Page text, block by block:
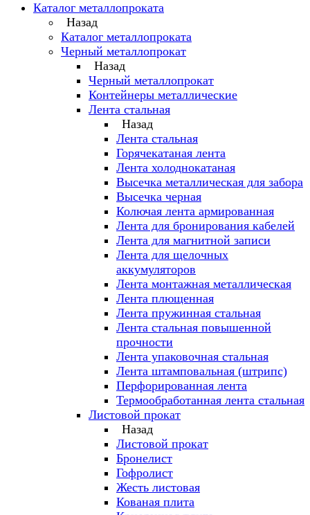
Каталог металлопроката
Назад
Каталог металлопроката
Черный металлопрокат
Назад
Черный металлопрокат
Контейнеры металлические
Лента стальная
Назад
Лента стальная
Горячекатаная лента
Лента холоднокатаная
Высечка металлическая для забора
Высечка черная
Колючая лента армированная
Лента для бронирования кабелей
Лента для магнитной записи
Лента для щелочных
аккумуляторов
Лента монтажная металлическая
Лента плющенная
Лента пружинная стальная
Лента стальная повышенной
прочности
Лента упаковочная стальная
Лента штамповальная (штрипс)
Перфорированная лента
Термообработанная лента стальная
Листовой прокат
Назад
Листовой прокат
Бронелист
Гофролист
Жесть листовая
Кованая плита